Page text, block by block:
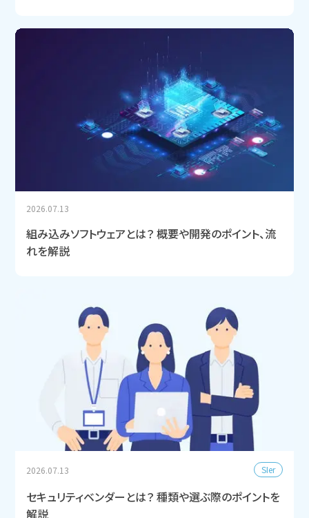
2026.07.13
組み込みソフトウェアとは？ 概要や開発のポイント、流
れを解説
2026.07.13 SIer
セキュリティベンダーとは？ 種類や選ぶ際のポイントを
解説